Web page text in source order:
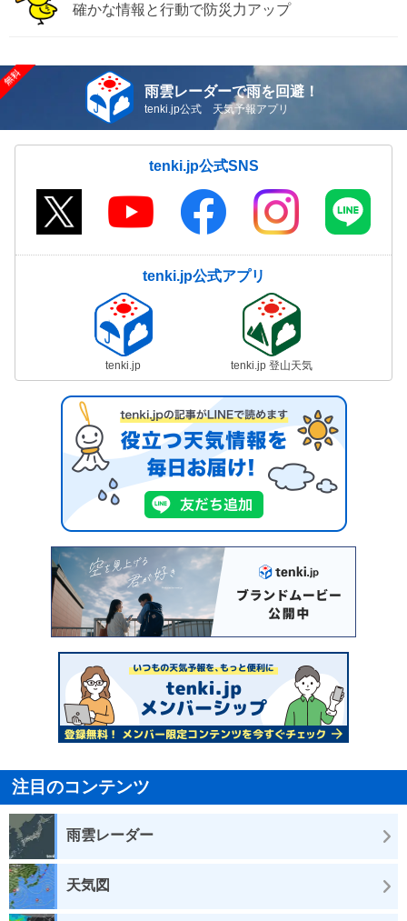
確かな情報と行動で防災力アップ
雨雲レーダーで雨を回避！
tenki.jp公式 天気予報アプリ
tenki.jp公式SNS
tenki.jp公式アプリ
tenki.jp tenki.jp 登山天気
注目のコンテンツ
雨雲レーダー
天気図